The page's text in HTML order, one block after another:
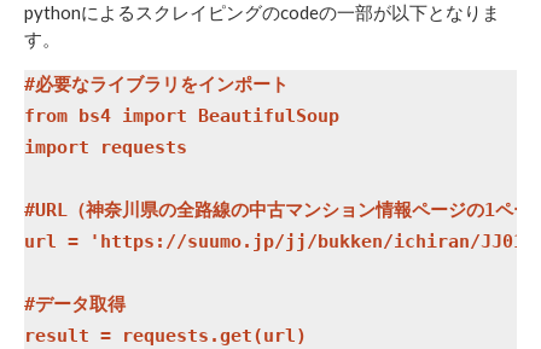
pythonによるスクレイピングのcodeの一部が以下となりま
す。
#必要なライブラリをインポート
from bs4 import BeautifulSoup
import requests
#URL（神奈川県の全路線の中古マンション情報ページの1ペー
url = 'https://suumo.jp/jj/bukken/ichiran/JJ010FJ001/
#データ取得
result = requests.get(url)